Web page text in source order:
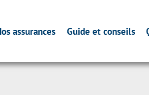
assurances Guide et conseils